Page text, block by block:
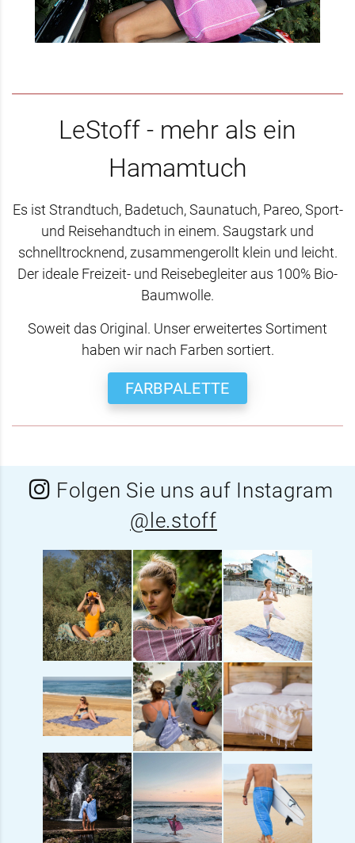
LeStoff - mehr als ein
Hamamtuch
Es ist Strandtuch, Badetuch, Saunatuch, Pareo, Sport-
und Reisehandtuch in einem. Saugstark und
schnelltrocknend, zusammengerollt klein und leicht.
Der ideale Freizeit- und Reisebegleiter aus 100% Bio-
Baumwolle.
Soweit das Original. Unser erweitertes Sortiment
haben wir nach Farben sortiert.
FARBPALETTE
Folgen Sie uns auf Instagram
@le.stoff